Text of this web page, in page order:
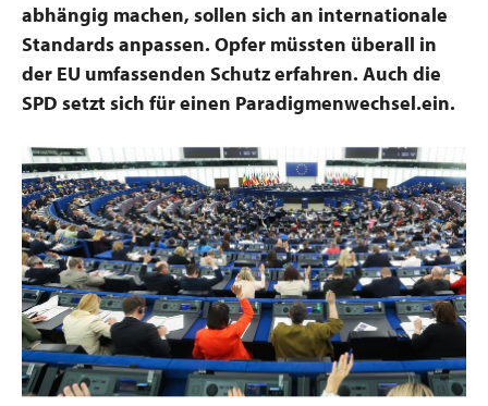
abhängig machen, sollen sich an internationale
Standards anpassen. Opfer müssten überall in
der EU umfassenden Schutz erfahren. Auch die
SPD setzt sich für einen Paradigmenwechsel.ein.